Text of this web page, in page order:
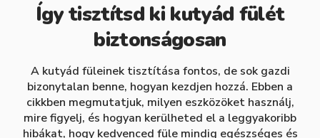
Így tisztítsd ki kutyád fülét
biztonságosan
A kutyád füleinek tisztítása fontos, de sok gazdi
bizonytalan benne, hogyan kezdjen hozzá. Ebben a
cikkben megmutatjuk, milyen eszközöket használj,
mire figyelj, és hogyan kerülheted el a leggyakoribb
hibákat, hogy kedvenced füle mindig egészséges és